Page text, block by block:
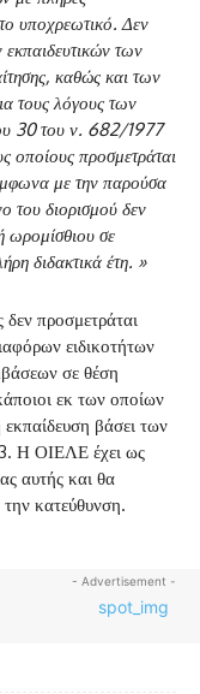
υποχρεωτικό. Δεν
των
καθώς και των
τους λόγους των
30 του ν. 682/1977
οποίους προσμετράται
με την παρούσα
του διορισμού δεν
ωρομίσθιου σε
διδακτικά έτη. »
δεν προσμετράται
ειδικοτήτων
σε θέση
εκ των οποίων
βάσει των
Η ΟΙΕΛΕ έχει ως
αυτής και θα
την κατεύθυνση.
- Advertisement -